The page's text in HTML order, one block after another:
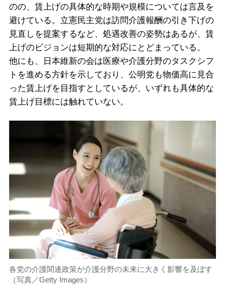
のの、賃上げの具体的な時期や規模については言及を
避けている。立憲民主党は訪問介護報酬の引き下げの
見直しを提案するなど、処遇改善の姿勢はあるが、賃
上げのビジョンは短期的な対応にとどまっている。
他にも、日本維新の会は医療や介護分野のタスクシフ
トを進める方針を示しており、公明党も物価高に見合
った賃上げを目指すとしているが、いずれも具体的な
賃上げ目標には触れていない。
各党の介護関連政策が介護分野の未来に大きく影響を及ぼす
（写真／Getty Images）